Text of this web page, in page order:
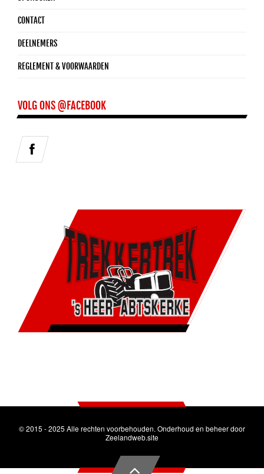
CONTACT
DEELNEMERS
REGLEMENT & VOORWAARDEN
VOLG ONS @FACEBOOK
© 2015 - 2025 Alle rechten voorbehouden. Onderhoud en beheer door
Zeelandweb.site